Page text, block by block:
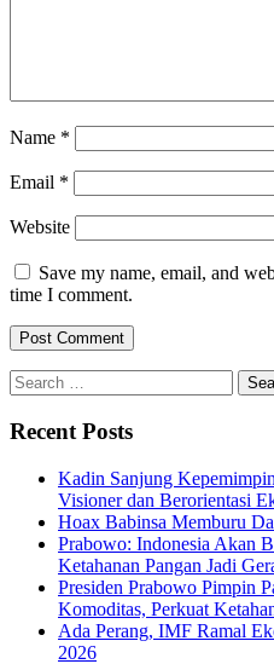
Name *
Email *
Website
Save my name, email, and
time I comment.
Search
for:
Recent Posts
Kadin Sanjung
Visioner dan Berorientasi
Hoax Babinsa Memburu
Prabowo: Indonesia Akan
Ketahanan Pangan Jadi
Presiden Prabowo Pimpin
Komoditas, Perkuat
Ada Perang, IMF Ramal
2026